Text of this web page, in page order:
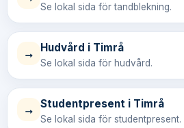
Se lokal sida för tandblekning.
→ Hudvård i Timrå
Se lokal sida för hudvård.
→ Studentpresent i Timrå
Se lokal sida för studentpresent.